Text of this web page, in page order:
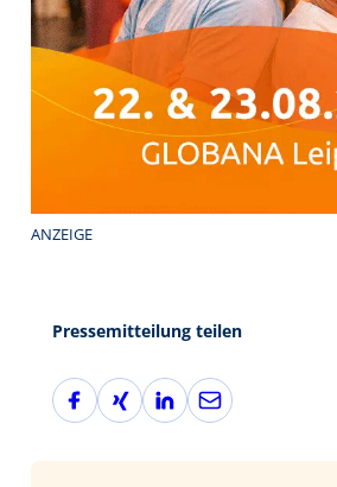
ANZEIGE
Pressemitteilung teilen
F
a
X
i
L
i
E
-